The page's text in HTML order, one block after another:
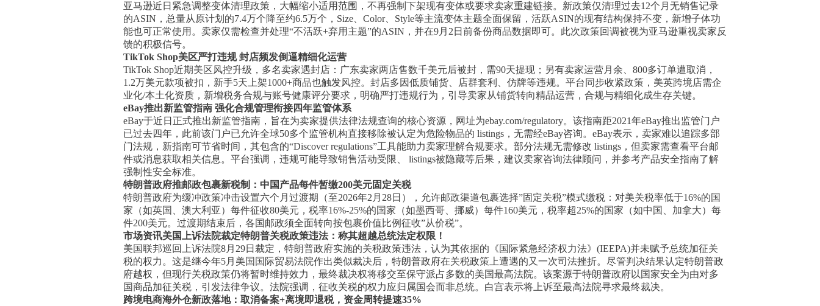
亚马逊近日紧急调整变体清理政策，大幅缩小适用范围，不再强制下架现有变体或要求卖家重建链接。新政策仅清理过去12个月无销售记录
的ASIN，总量从原计划的7.4万个降至约6.5万个，Size、Color、Style等主流变体主题全面保留，活跃ASIN的现有结构保持不变，新增子体功
能也可正常使用。卖家仅需检查并处理“不活跃+弃用主题”的ASIN，并在9月2日前备份商品数据即可。此次政策回调被视为亚马逊重视卖家反
馈的积极信号。
TikTok Shop美区严打违规 封店频发倒逼精细化运营
TikTok Shop近期美区风控升级，多名卖家遇封店：广东卖家两店售数千美元后被封，需90天提现；另有卖家运营月余、800多订单遭取消，
1.2万美元款项被扣，新手5天上架1000+商品也触发风控。封店多因低质铺货、店群套利、仿牌等违规。平台同步收紧政策，美英跨境店需企
业化/本土化资质，新增税务合规与账号健康评分要求，明确严打违规行为，引导卖家从铺货转向精品运营，合规与精细化成生存关键。
eBay推出新监管指南 强化合规管理衔接四年监管体系
eBay于近日正式推出新监管指南，旨在为卖家提供法律法规查询的核心资源，网址为ebay.com/regulatory。该指南距2021年eBay推出监管门户
已过去四年，此前该门户已允许全球50多个监管机构直接移除被认定为危险物品的 listings，无需经eBay咨询。eBay表示，卖家难以追踪多部
门法规，新指南可节省时间，其包含的“Discover regulations”工具能助力卖家理解合规要求。部分法规无需修改 listings，但卖家需查看平台邮
件或消息获取相关信息。平台强调，违规可能导致销售活动受限、 listings被隐藏等后果，建议卖家咨询法律顾问，并参考产品安全指南了解
强制性安全标准。
​特朗普政府推邮政包裹新税制：中国产品每件暂缴200美元固定关税
特朗普政府为缓冲政策冲击设置六个月过渡期（至2026年2月28日），允许邮政渠道包裹选择”固定关税”模式缴税：对美关税率低于16%的国
家（如英国、澳大利亚）每件征收80美元，税率16%-25%的国家（如墨西哥、挪威）每件160美元，税率超25%的国家（如中国、加拿大）每
件200美元。过渡期结束后，各国邮政须全面转向按包裹价值比例征收”从价税”。
市场资讯美国上诉法院裁定特朗普关税政策违法：称其超越总统法定权限！
美国联邦巡回上诉法院8月29日裁定，特朗普政府实施的关税政策违法，认为其依据的《国际紧急经济权力法》(IEEPA)并未赋予总统加征关
税的权力。这是继今年5月美国国际贸易法院作出类似裁决后，特朗普政府在关税政策上遭遇的又一次司法挫折。尽管判决结果认定特朗普政
府越权，但现行关税政策仍将暂时维持效力，最终裁决权将移交至保守派占多数的美国最高法院。该案源于特朗普政府以国家安全为由对多
国商品加征关税，引发法律争议。法院强调，征收关税的权力应归属国会而非总统。白宫表示将上诉至最高法院寻求最终裁决。
跨境电商海外仓新政落地：取消备案+离境即退税，资金周转提速35%